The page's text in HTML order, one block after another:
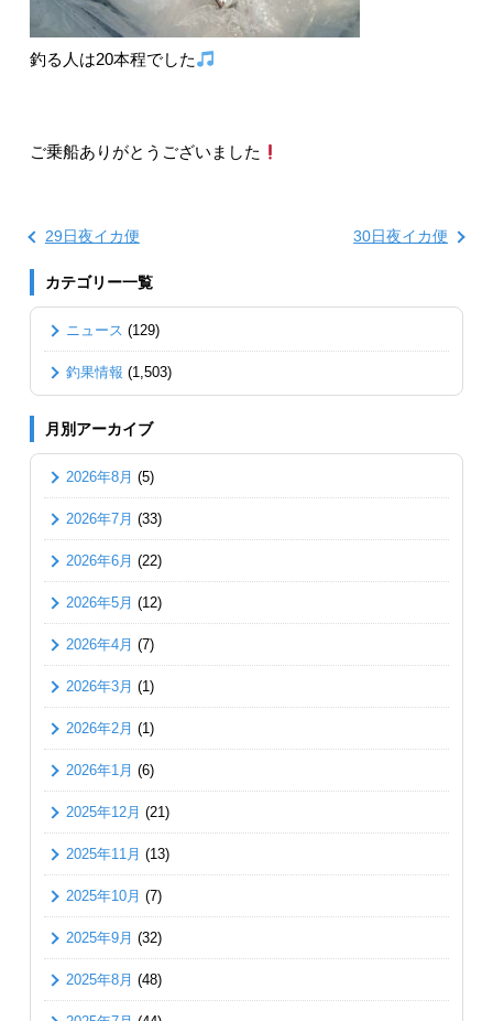
釣る人は20本程でした
ご乗船ありがとうございました
29日夜イカ便 30日夜イカ便
カテゴリー一覧
ニュース (129)
釣果情報 (1,503)
月別アーカイブ
2026年8月 (5)
2026年7月 (33)
2026年6月 (22)
2026年5月 (12)
2026年4月 (7)
2026年3月 (1)
2026年2月 (1)
2026年1月 (6)
2025年12月 (21)
2025年11月 (13)
2025年10月 (7)
2025年9月 (32)
2025年8月 (48)